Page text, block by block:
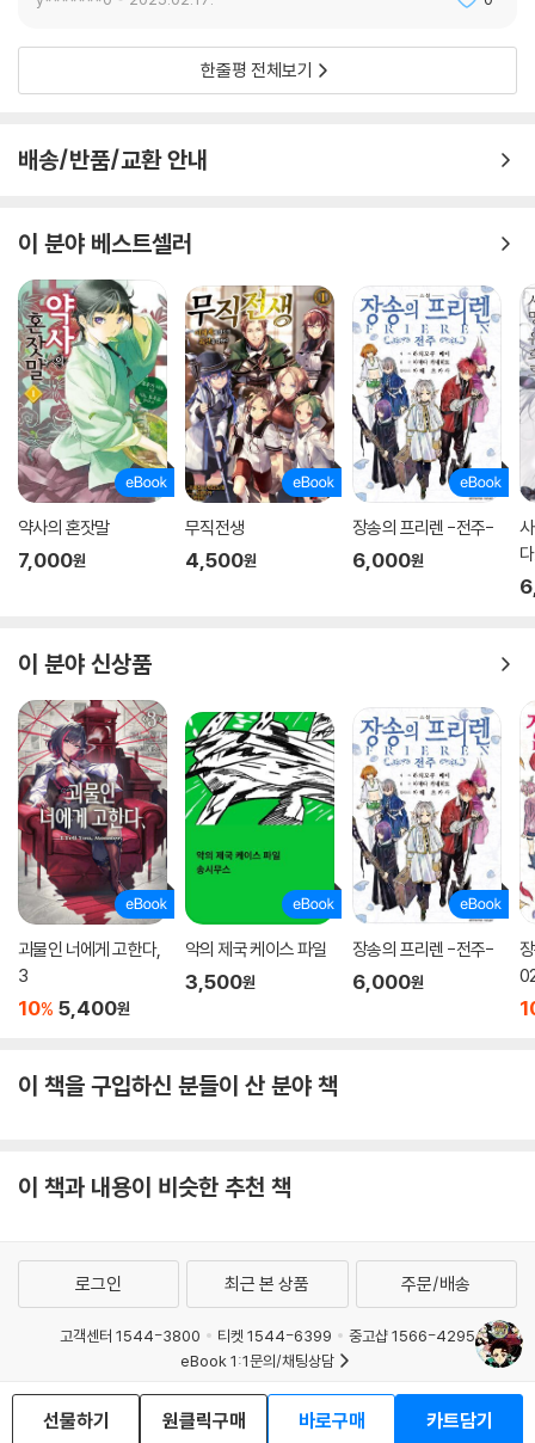
한줄평 전체보기
배송/반품/교환 안내
이 분야 베스트셀러
약사의 혼잣말
7,000원
무직전생
4,500원
장송의 프리렌 -전주-
6,000원
이 분야 신상품
괴물인 너에게 고한다,
3
10% 5,400원
악의 제국 케이스 파일
3,500원
장송의 프리렌 -전주-
6,000원
이 책을 구입하신 분들이 산 분야 책
이 책과 내용이 비슷한 추천 책
선물하기 원클릭구매 바로구매 카트담기
로그인 최근 본 상품 주문/배송
고객센터 1544-3800 티켓 1544-6399
중고샵 1566-4295
eBook 1:1문의/채팅상담
예스이십사(주) 사업자 정보
이용약관
개인정보처리방침 청소년보호정책